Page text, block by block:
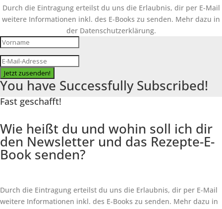
Durch die Eintragung erteilst du uns die Erlaubnis, dir per E-Mail
weitere Informationen inkl. des E-Books zu senden. Mehr dazu in
der Datenschutzerklärung.
Jetzt zusenden!
You have Successfully Subscribed!
Fast geschafft!
Wie heißt du und wohin soll ich dir
den Newsletter und das Rezepte-E-
Book senden?
Durch die Eintragung erteilst du uns die Erlaubnis, dir per E-Mail
weitere Informationen inkl. des E-Books zu senden. Mehr dazu in